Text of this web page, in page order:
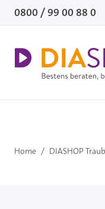
Direkt zum Inhalt
0800 / 99 00 88 0
Home / DIASHOP